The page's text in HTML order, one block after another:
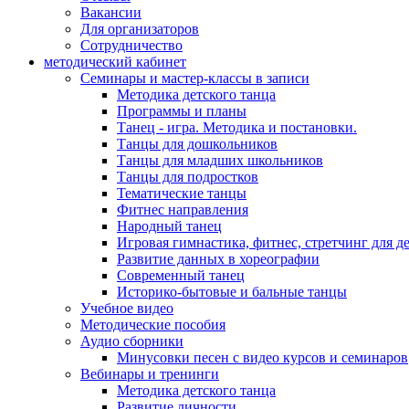
Вакансии
Для организаторов
Сотрудничество
методический кабинет
Семинары и мастер-классы в записи
Методика детского танца
Программы и планы
Танец - игра. Методика и постановки.
Танцы для дошкольников
Танцы для младших школьников
Танцы для подростков
Тематические танцы
Фитнес направления
Народный танец
Игровая гимнастика, фитнес, стретчинг для
Развитие данных в хореографии
Современный танец
Историко-бытовые и бальные танцы
Учебное видео
Методические пособия
Аудио сборники
Минусовки песен с видео курсов и семинаров
Вебинары и тренинги
Методика детского танца